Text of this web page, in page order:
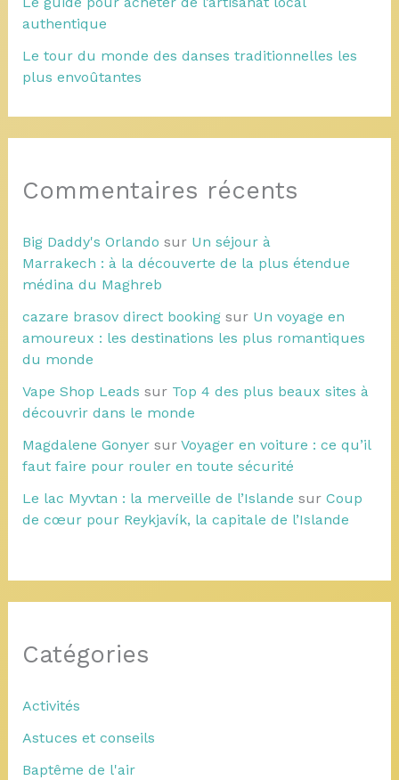
authentique
Le tour du monde des danses traditionnelles les
plus envoûtantes
Commentaires récents
Big Daddy's Orlando sur Un séjour à
Marrakech : à la découverte de la plus étendue
médina du Maghreb
cazare brasov direct bookingsur Un voyage en
amoureux : les destinations les plus romantiques
du monde
Vape Shop Leads sur Top 4 des plus beaux sites à
découvrir dans le monde
Magdalene Gonyersur Voyager en voiture : ce qu’il
faut faire pour rouler en toute sécurité
Le lac Myvtan : la merveille de l’Islande sur Coup
de cœur pour Reykjavík, la capitale de l’Islande
Catégories
Activités
Astuces et conseils
Baptême de l'air